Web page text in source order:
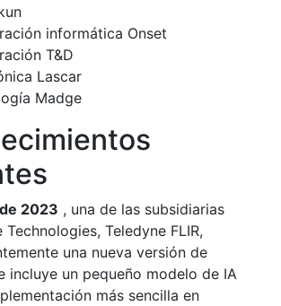
informática Onset
T&D
Lascar
Madge
2023 , una de las subsidiarias
Technologies, Teledyne FLIR,
una nueva versión de
incluye un pequeño modelo de IA
más sencilla en